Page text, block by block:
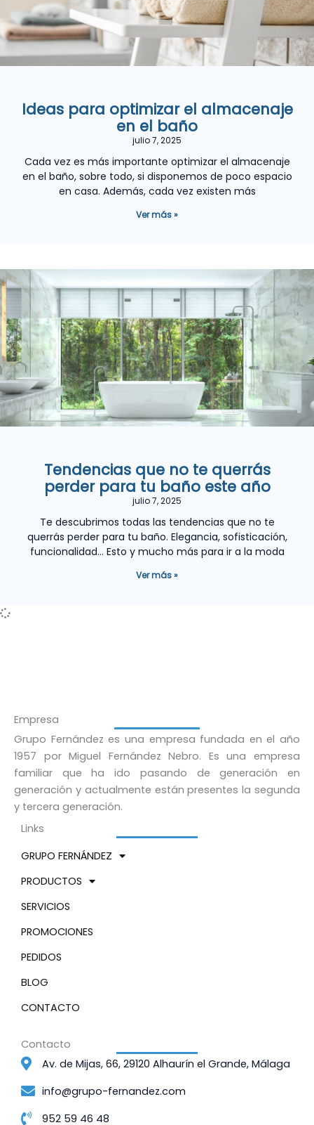
Ideas para optimizar el almacenaje
en el baño
julio 7, 2025
Cada vez es más importante optimizar el almacenaje
en el baño, sobre todo, si disponemos de poco espacio
en casa. Además, cada vez existen más
Ver más »
Tendencias que no te querrás
perder para tu baño este año
julio 7, 2025
Te descubrimos todas las tendencias que no te
querrás perder para tu baño. Elegancia, sofisticación,
funcionalidad… Esto y mucho más para ir a la moda
Ver más »
Empresa
Grupo Fernández es una empresa fundada en el año
1957 por Miguel Fernández Nebro. Es una empresa
familiar que ha ido pasando de generación en
generación y actualmente están presentes la segunda
y tercera generación.
Links
GRUPO FERNÁNDEZ
PRODUCTOS
SERVICIOS
PROMOCIONES
PEDIDOS
BLOG
CONTACTO
Contacto
Av. de Mijas, 66, 29120 Alhaurín el Grande, Málaga
info@grupo-fernandez.com
952 59 46 48